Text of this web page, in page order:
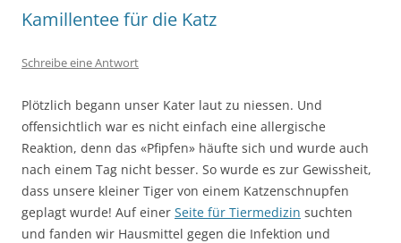
Kamillentee für die Katz
Schreibe eine Antwort
Plötzlich begann unser Kater laut zu niessen. Und
offensichtlich war es nicht einfach eine allergische
Reaktion, denn das «Pfipfen» häufte sich und wurde auch
nach einem Tag nicht besser. So wurde es zur Gewissheit,
dass unsere kleiner Tiger von einem Katzenschnupfen
geplagt wurde! Auf einer Seite für Tiermedizin suchten
und fanden wir Hausmittel gegen die Infektion und